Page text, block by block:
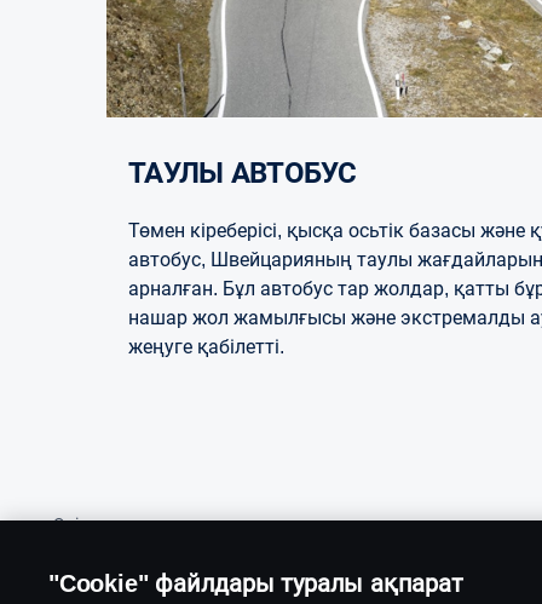
ТАУЛЫ АВТОБУС
Төмен кіреберісі, қысқа осьтік базасы
автобус, Швейцарияның таулы
арналған. Бұл автобус тар жолдар, қатты
нашар жол жамылғысы және экстремалды
жеңуге қабілетті.
Өнімдер
Жүк көліктері
"Cookie" файлдары туралы ақпарат